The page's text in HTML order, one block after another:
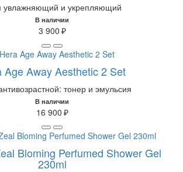
увлажняющий и укрепляющий
В наличии
3 900 ₽
Age Away Aesthetic 2 Set
тонер и эмульсия
В наличии
16 900 ₽
Bloming Perfumed Shower Gel
230ml